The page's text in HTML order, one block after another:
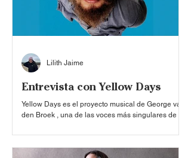
Entrevista con Yellow Days
Yellow Days es el proyecto musical de George van
den Broek , una de las voces más singulares de la
debut a los 16 años, el artista británico ha
construido un universo sonoro profundamente
Lilith Jaime